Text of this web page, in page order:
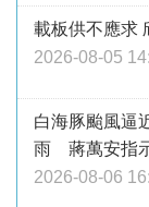
載板供不應求
2026-08-05
白海豚颱風逼
雨 蔣萬安指
2026-08-06